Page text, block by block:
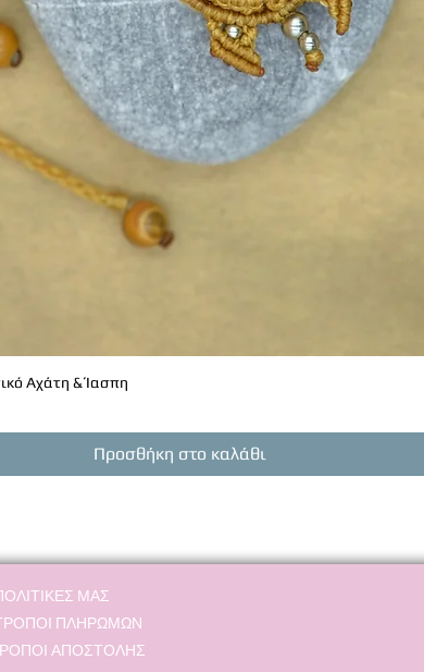
Γρήγορη προβολή
Αχάτη & Ίασπη
Προσθήκη στο καλάθι
ΜΑΣ
ΠΛΗΡΩΜΩΝ
ΑΠΟΣΤΟΛΗΣ